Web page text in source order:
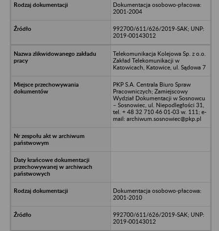
Dokumentacja osobowo-płacowa:
2001-2004
992700/611/626/2019-SAK; UNP:
2019-00143012
Telekomunikacja Kolejowa Sp. z o.o.
Zakład Telekomunikacji w
Katowicach, Katowice, ul. Sądowa 7
PKP S.A. Centrala Biuro Spraw
Pracowniczych; Zamiejscowy
Wydział Dokumentacji w Sosnowcu
– Sosnowiec, ul. Niepodległości 31,
tel. + 48 32 710 46 01-03 w. 111; e-
mail: archiwum.sosnowiec@pkp.pl
Dokumentacja osobowo-płacowa:
2001-2010
992700/611/626/2019-SAK; UNP:
2019-00143012